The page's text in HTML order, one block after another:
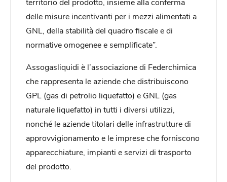
delle misure incentivanti per i mezzi alimentati a
GNL, della stabilità del quadro fiscale e di
normative omogenee e semplificate”.
Assogasliquidi è l’associazione di Federchimica
che rappresenta le aziende che distribuiscono
GPL (gas di petrolio liquefatto) e GNL (gas
naturale liquefatto) in tutti i diversi utilizzi,
nonché le aziende titolari delle infrastrutture di
approvvigionamento e le imprese che forniscono
apparecchiature, impianti e servizi di trasporto
del prodotto.